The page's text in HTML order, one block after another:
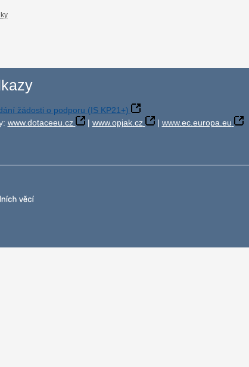
žádosti o podporu (IS KP21+)
www.dotaceeu.cz | www.opjak.cz | www.ec.europa.eu